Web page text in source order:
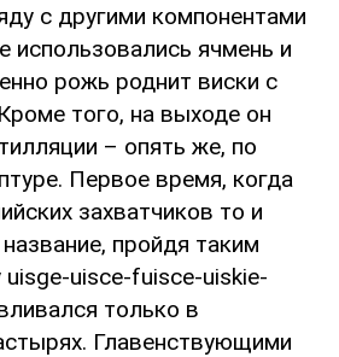
с другими компонентами
использовались ячмень и
рожь роднит виски с
того, на выходе он
– опять же, по
Первое время, когда
захватчиков то и
пройдя таким
uisge-uisce-fuisce-uiskie-
только в
Главенствующими